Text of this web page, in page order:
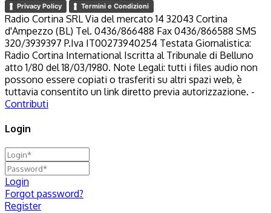
Privacy Policy Termini e Condizioni
Radio Cortina SRL Via del mercato 14 32043 Cortina
d'Ampezzo (BL) Tel. 0436/866488 Fax 0436/866588 SMS
320/3939397 P.Iva IT00273940254 Testata Giornalistica:
Radio Cortina International Iscritta al Tribunale di Belluno
atto 1/80 del 18/03/1980. Note Legali: tutti i files audio non
possono essere copiati o trasferiti su altri spazi web, è
tuttavia consentito un link diretto previa autorizzazione. -
Contributi
Login
Login
Forgot password?
Register